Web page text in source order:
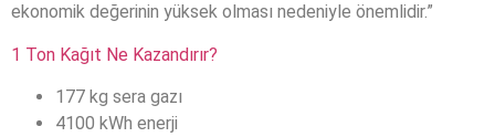
ekonomik değerinin yüksek olması nedeniyle önemlidir.”
1 Ton Kağıt Ne Kazandırır?
177 kg sera gazı
4100 kWh enerji